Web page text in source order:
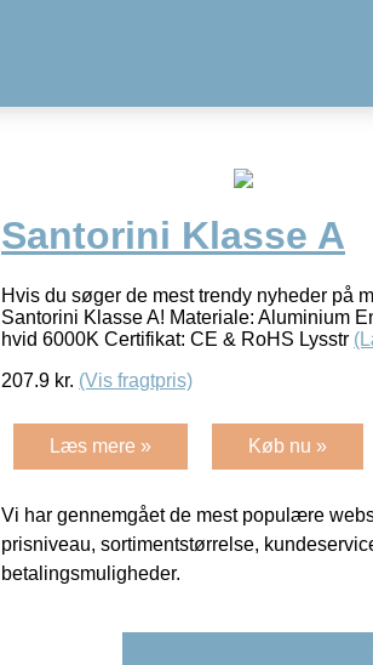
Santorini Klasse A
Hvis du søger de mest trendy nyheder på
Santorini Klasse A! Materiale: Aluminium
hvid 6000K Certifikat: CE & RoHS Lysstr
207.9 kr. (Vis fragtpris)
Læs mere » Køb nu »
Vi har gennemgået de mest populære
prisniveau, sortimentstørrelse,
betalingsmuligheder.